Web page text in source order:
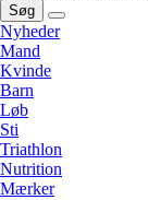
Søg
Nyheder
Mand
Kvinde
Barn
Løb
Sti
Triathlon
Nutrition
Mærker